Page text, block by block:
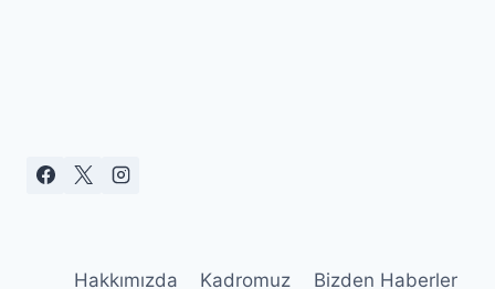
Hakkımızda Kadromuz Bizden Haberler